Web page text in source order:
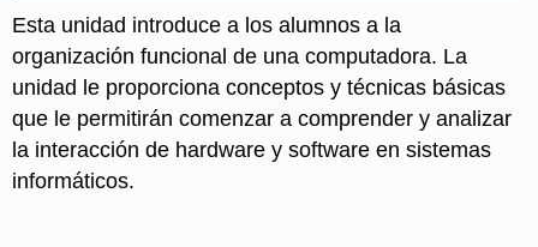
Esta unidad introduce a los alumnos a la
organización funcional de una computadora. La
unidad le proporciona conceptos y técnicas básicas
que le permitirán comenzar a comprender y analizar
la interacción de hardware y software en sistemas
informáticos.